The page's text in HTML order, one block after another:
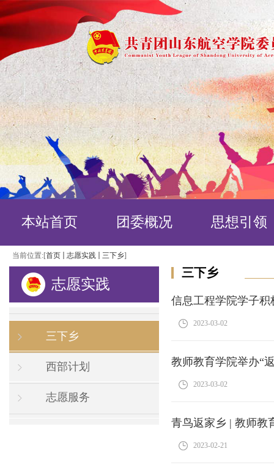
本站首页 团委概况 思想引领
当前位置:[首页 志愿实践 三下乡]
志愿实践
三下乡
西部计划
志愿服务
三下乡
信息工程学院学子积
2023-03-02
教师教育学院举办“
2023-03-02
青鸟返家乡 | 教师教
2023-02-21